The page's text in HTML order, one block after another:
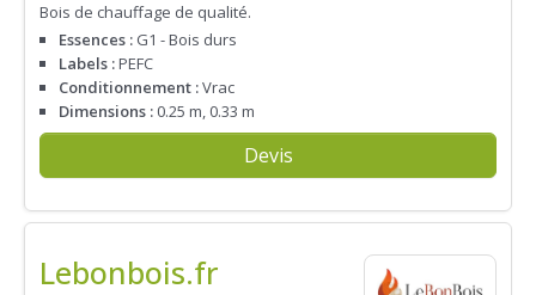
Bois de chauffage de qualité.
Essences : G1 - Bois durs
Labels :PEFC
Conditionnement :Vrac
Dimensions : 0.25 m, 0.33 m
Devis
Lebonbois.fr